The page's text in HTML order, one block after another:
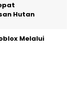
Hutan
Melalui